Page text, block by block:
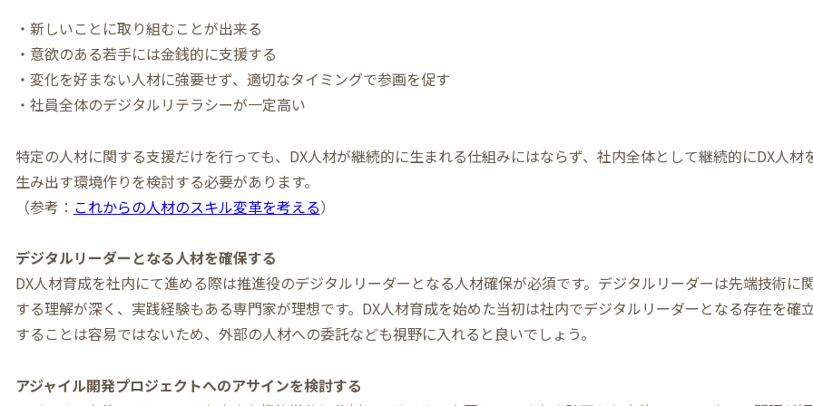
・新しいことに取り組むことが出来る
・意欲のある若手には金銭的に支援する
・変化を好まない人材に強要せず、適切なタイミングで参画を促す
・社員全体のデジタルリテラシーが一定高い
特定の人材に関する支援だけを行っても、DX人材が継続的に生まれる仕組みにはならず、社内全体として継続的にDX人材
生み出す環境作りを検討する必要があります。
（参考： これからの人材のスキル変革を考える）
デジタルリーダーとなる人材を確保する
DX人材育成を社内にて進める際は推進役のデジタルリーダーとなる人材確保が必須です。デジタルリーダーは先端技術に
する理解が深く、実践経験もある専門家が理想です。DX人材育成を始めた当初は社内でデジタルリーダーとなる存在を確
することは容易ではないため、外部の人材への委託なども視野に入れると良いでしょう。
アジャイル開発プロジェクトへのアサインを検討する